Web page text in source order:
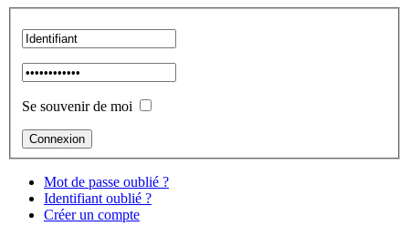
Se souvenir de moi
Mot de passe oublié ?
Identifiant oublié ?
Créer un compte